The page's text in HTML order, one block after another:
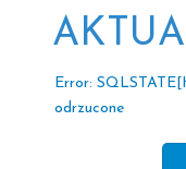
Error:
odrzucone